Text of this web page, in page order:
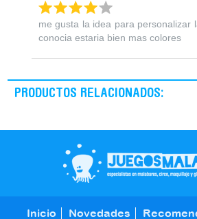
me gusta la idea para personalizar
conocia estaria bien mas colores
PRODUCTOS RELACIONADOS:
Inicio Novedades